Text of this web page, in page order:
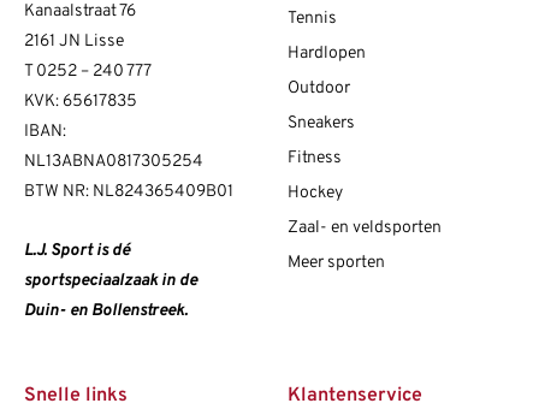
Kanaalstraat 76
2161 JN Lisse
T0252 – 240 777
KVK: 65617835
IBAN:
NL13ABNA0817305254
BTW NR: NL824365409B01
L.J. Sport is dé
sportspeciaalzaak in de
Duin- en Bollenstreek.
Tennis
Hardlopen
Outdoor
Sneakers
Fitness
Hockey
Zaal- en veldsporten
Meer sporten
Snelle links Klantenservice